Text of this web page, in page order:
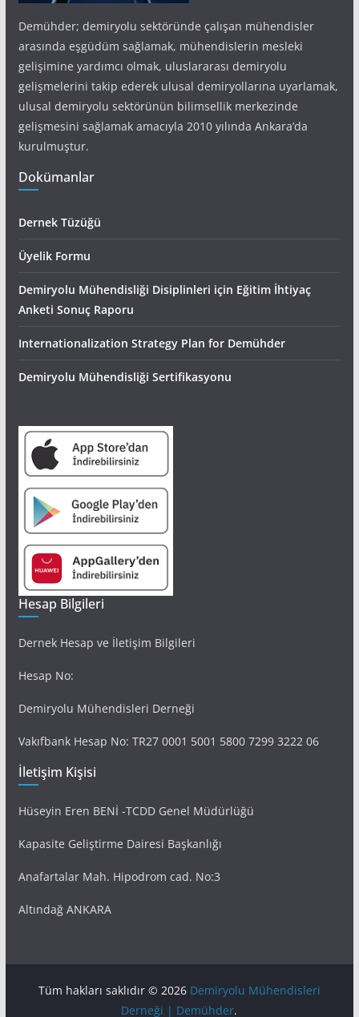
Demühder; demiryolu sektöründe çalışan mühendisler
arasında eşgüdüm sağlamak, mühendislerin mesleki
gelişimine yardımcı olmak, uluslararası demiryolu
gelişmelerini takip ederek ulusal demiryollarına uyarlamak,
ulusal demiryolu sektörünün bilimsellik merkezinde
gelişmesini sağlamak amacıyla 2010 yılında Ankara’da
kurulmuştur.
Dokümanlar
Dernek Tüzüğü
Üyelik Formu
Demiryolu Mühendisliği Disiplinleri için Eğitim İhtiyaç
Anketi Sonuç Raporu
Internationalization Strategy Plan for Demühder
Demiryolu Mühendisliği Sertifikasyonu
Hesap Bilgileri
Dernek Hesap ve İletişim Bilgileri
Hesap No:
Demiryolu Mühendisleri Derneği
Vakıfbank Hesap No: TR27 0001 5001 5800 7299 3222 06
İletişim Kişisi
Hüseyin Eren BENİ -TCDD Genel Müdürlüğü
Kapasite Geliştirme Dairesi Başkanlığı
Anafartalar Mah. Hipodrom cad. No:3
Altındağ ANKARA
Tüm hakları saklıdır © 2026 Demiryolu Mühendisleri
Derneği | Demühder.